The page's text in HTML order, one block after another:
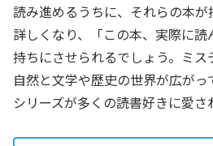
読み進めるうちに、それらの本
詳しくなり、「この本、実際に
持ちにさせられるでしょう。ミス
自然と文学や歴史の世界が広が
シリーズが多くの読書好きに愛さ